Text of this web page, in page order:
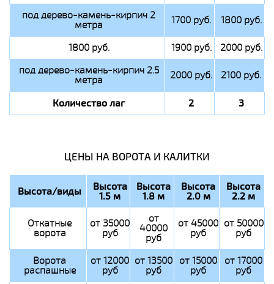
под дерево-камень-кирпич 2
метра 1700 руб. 1800 руб.
1800 руб. 1900 руб.
2000 руб.
под дерево-камень-кирпич 2.5
метра 2000 руб. 2100 руб.
Количество лаг 2 3
ЦЕНЫ НА ВОРОТА И КАЛИТКИ
Высота/виды Высота
1.5 м
Высота
1.8 м
Высота
2.0 м
Высота
2.2 м
Откатные
ворота
от 35000
руб
от
40000
руб
от 45000
руб
от 50000
руб
Ворота
распашные
от 12000
руб
от 13500
руб
от 15000
руб
от 17000
руб